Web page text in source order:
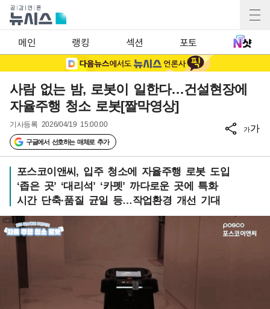
메인 랭킹 섹션 포토
사람 없는 밤, 로봇이 일한다…건설현장에
자율주행 청소 로봇[짤막영상]
기사등록 2026/04/19 15:00:00
구글에서 선호하는 매체로 추가
가가
포스코이앤씨, 입주 청소에 자율주행 로봇 도입
‘좁은 곳’ ‘대리석’ ‘카펫’ 까다로운 곳에 특화
시간 단축·품질 균일 등…작업환경 개선 기대